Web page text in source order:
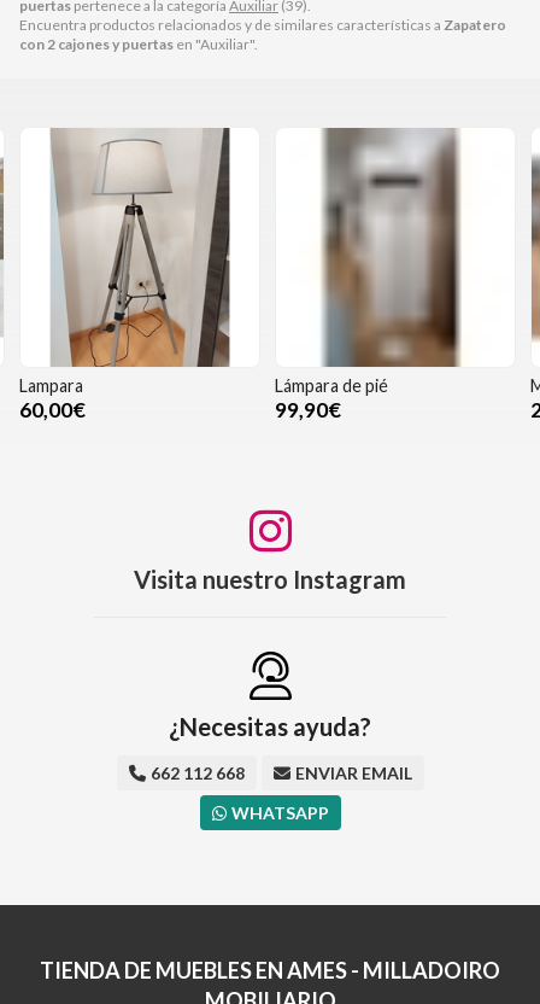
puertas pertenece a la categoría Auxiliar (39).
Encuentra productos relacionados y de similares características a Zapatero
con 2 cajones y puertas en "Auxiliar".
Lampara
60,00€
Lámpara de pié
99,90€
Visita nuestro Instagram
¿Necesitas ayuda?
662 112 668
ENVIAR EMAIL
WHATSAPP
TIENDA DE MUEBLES EN AMES - MILLADOIRO